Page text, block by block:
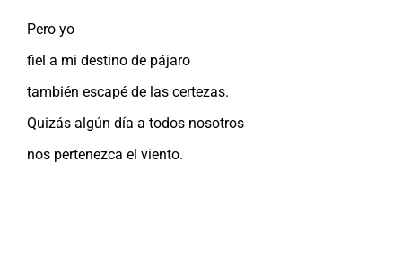
Pero yo
fiel a mi destino de pájaro
también escapé de las certezas.
Quizás algún día a todos nosotros
nos pertenezca el viento.